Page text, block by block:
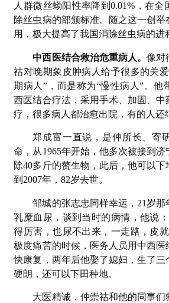
人群微丝蚴阳性率降到0.01%，在全
除丝虫病的部颁标准。随之这一创
用，极大提高了我国消除丝虫病的进
中西医结合救治危重病人。像对
祜对晚期象皮肿病人给予很多的关
期病人”，而是称为“慢性病人”。他
西医结合疗法，采用手术、加固、
疗，很多病人都治愈出院，有的人还
郑成富一直说，是仲所长、寄
命，从1965年开始，他多次被接到
除40多斤的赘生物，此后，他可以
到2007年，82岁去世。
邹城的张志忠同样幸运，21岁那
乳糜血尿，谈到当时的病情，他说
得厉害，也尿不出来，一走路，皮
极度痛苦的时候，医务人员用中西医
快康复，两年后他娶了媳妇，生了三
硬朗，还可以下田种地。
大医精诚，仲崇祜和他的同事们